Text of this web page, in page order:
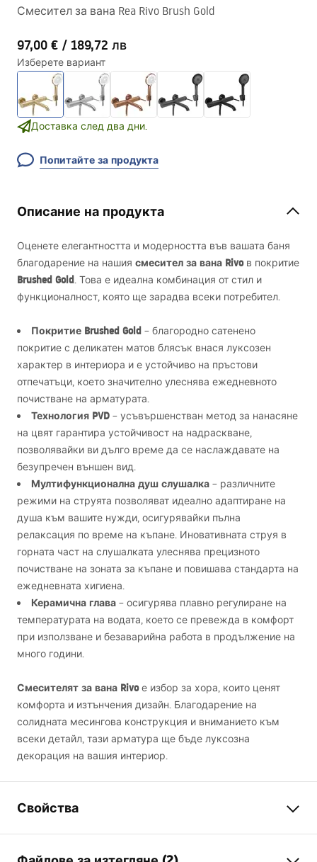
Смесител за вана Rea Rivo Brush Gold
97,00 € / 189,72 лв
Изберете вариант
Доставка след два дни.
Попитайте за продукта
Описание на продукта
Оценете елегантността и модерността във вашата баня
благодарение на нашия смесител за вана Rivoв покритие
Brushed Gold. Това е идеална комбинация от стил и
функционалност, която ще зарадва всеки потребител.
Покритие Brushed Gold – благородно сатенено
покритие с деликатен матов блясък внася луксозен
характер в интериора и е устойчиво на пръстови
отпечатъци, което значително улеснява ежедневното
почистване на арматурата.
Технология PVD – усъвършенстван метод за нанасяне
на цвят гарантира устойчивост на надраскване,
позволявайки ви дълго време да се наслаждавате на
безупречен външен вид.
Мултифункционална душ слушалка – различните
режими на струята позволяват идеално адаптиране на
душа към вашите нужди, осигурявайки пълна
релаксация по време на къпане. Иновативната струя в
горната част на слушалката улеснява прецизното
почистване на зоната за къпане и повишава стандарта на
ежедневната хигиена.
Керамична глава – осигурява плавно регулиране на
температурата на водата, което се превежда в комфорт
при използване и безаварийна работа в продължение на
много години.
Смесителят за вана Rivoе избор за хора, които ценят
комфорта и изтънчения дизайн. Благодарение на
солидната месингова конструкция и вниманието към
всеки детайл, тази арматура ще бъде луксозна
декорация на вашия интериор.
Свойства